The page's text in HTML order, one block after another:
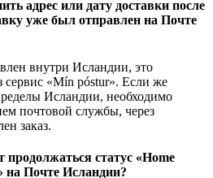
адрес или дату доставки после
уже был отправлен на Почте
внутри Исландии, это
сервис «Mín póstur». Если же
Исландии, необходимо
почтовой службы, через
заказ.
статус «Home
на Почте Исландии?